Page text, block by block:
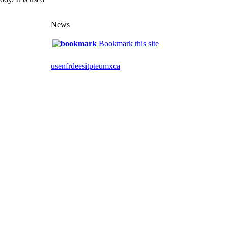
News
Bookmark this site
usenfrdeesitpteumxca